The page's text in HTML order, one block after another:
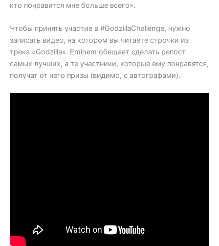
кто понравится мне больше всего».
Чтобы принять участие в #GodzillaChallenge, нужно
записать видео, на котором вы читаете строчки из
трека «Godzilla». Eminem обещает сделать репост
самых лучших, а те участники, которые ему понравятся,
получат от него призы (видимо, с автографами).